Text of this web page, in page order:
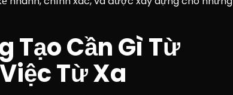
Tạo Cần Gì Từ
Từ Xa